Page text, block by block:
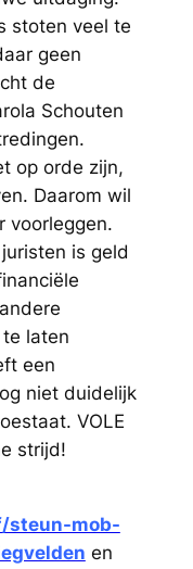
stoten veel te
geen
de
Schouten
op orde zijn,
Daarom wil
voorleggen.
is geld
laten
een
niet duidelijk
VOLE
strijd!
steun-mob-
en